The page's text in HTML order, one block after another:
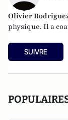
Olivier
physique. Il a
SUIVRE